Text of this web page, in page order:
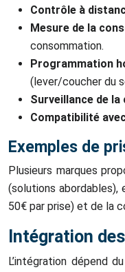
Contrôle à
Mesure de la
consommation.
Programmation
(lever/coucher du
Surveillance de
Compatibilité
Exemples de
Plusieurs marques
(solutions abordables),
50€ par prise) et de la
Intégration
L’intégration dépend